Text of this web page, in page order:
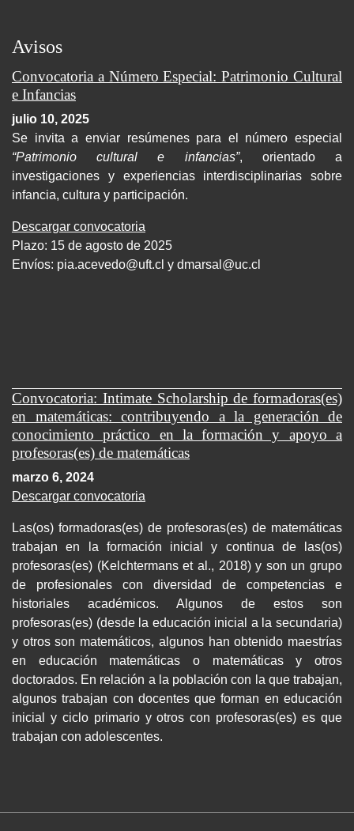
Avisos
Convocatoria a Número Especial: Patrimonio Cultural
e Infancias
julio 10, 2025
Se invita a enviar resúmenes para el número especial
“Patrimonio cultural e infancias”, orientado a
investigaciones y experiencias interdisciplinarias sobre
infancia, cultura y participación.
Descargar convocatoria
Plazo: 15 de agosto de 2025
Envíos: pia.acevedo@uft.cl y dmarsal@uc.cl
Convocatoria: Intimate Scholarship de formadoras(es)
en matemáticas: contribuyendo a la generación de
conocimiento práctico en la formación y apoyo a
profesoras(es) de matemáticas
marzo 6, 2024
Descargar convocatoria
Las(os) formadoras(es) de profesoras(es) de matemáticas
trabajan en la formación inicial y continua de las(os)
profesoras(es) (Kelchtermans et al., 2018) y son un grupo
de profesionales con diversidad de competencias e
historiales académicos. Algunos de estos son
profesoras(es) (desde la educación inicial a la secundaria)
y otros son matemáticos, algunos han obtenido maestrías
en educación matemáticas o matemáticas y otros
doctorados. En relación a la población con la que trabajan,
algunos trabajan con docentes que forman en educación
inicial y ciclo primario y otros con profesoras(es) es que
trabajan con adolescentes.